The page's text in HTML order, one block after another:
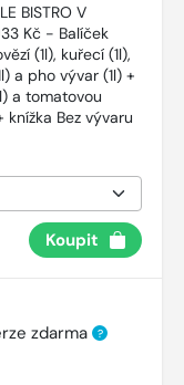
BISTRO V
Kč - Balíček
(1l), kuřecí (1l),
a pho vývar (1l) +
a tomatovou
knížka Bez vývaru
Koupit
zdarma ?